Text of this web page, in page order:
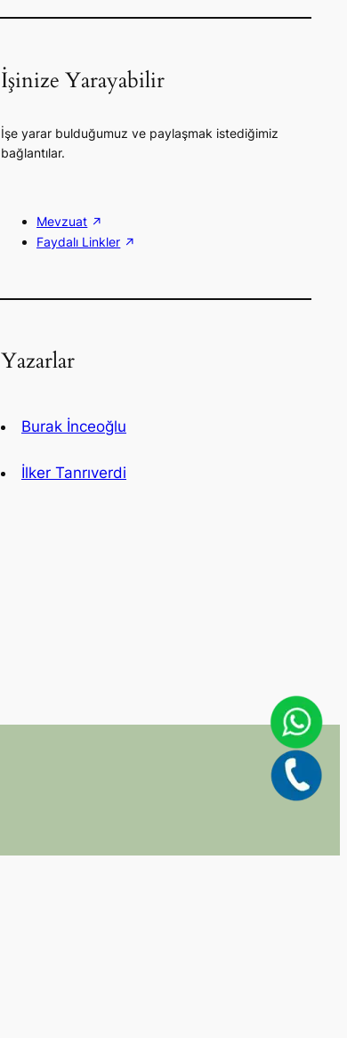
İşinize Yarayabilir
İşe yarar bulduğumuz ve paylaşmak istediğimiz
bağlantılar.
Mevzuat
Faydalı Linkler
Yazarlar
Burak İnceoğlu
İlker Tanrıverdi